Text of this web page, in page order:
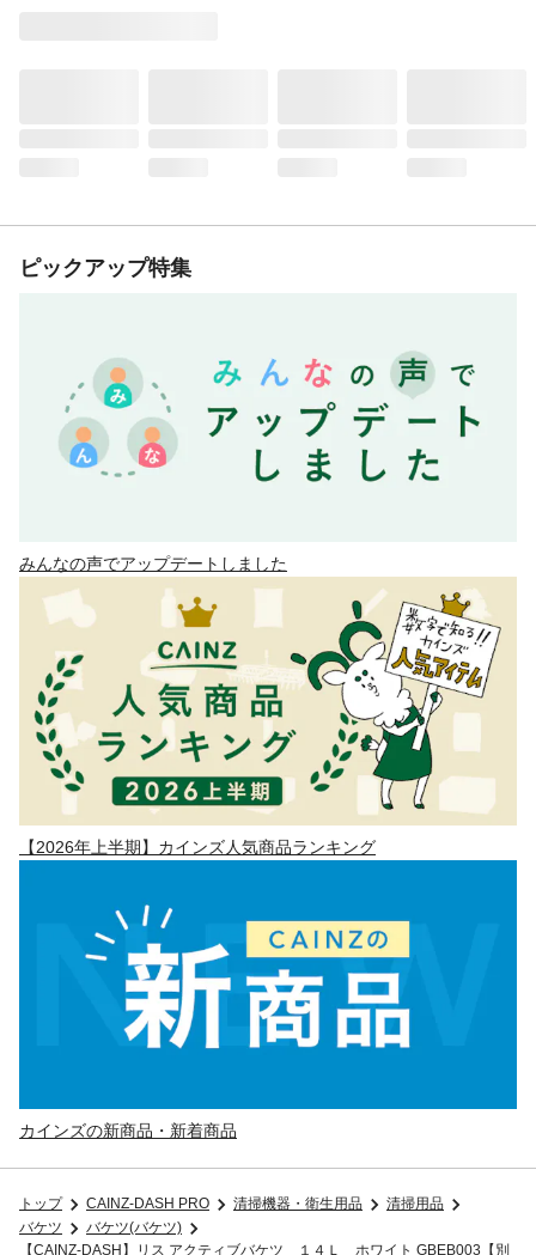
ピックアップ特集
みんなの声でアップデートしました
【2026年上半期】カインズ人気商品ランキング
カインズの新商品・新着商品
トップ CAINZ-DASH PRO 清掃機器・衛生用品
清掃用品
バケツ
バケツ(バケツ)
【CAINZ-DASH】リス アクティブバケツ １４Ｌ ホワイト GBEB003【別